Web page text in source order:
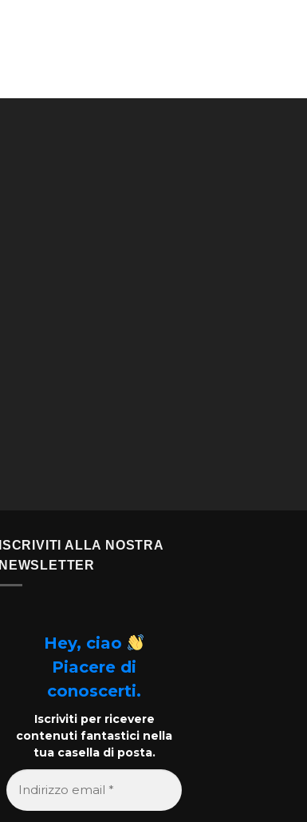
ISCRIVITI ALLA NOSTRA
NEWSLETTER
Hey, ciao
Piacere di
conoscerti.
Iscriviti per ricevere
contenuti fantastici nella
tua casella di posta.